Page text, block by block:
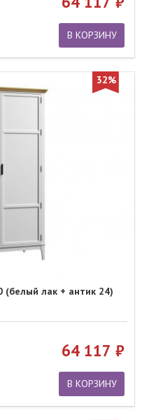
В КОРЗИНУ
32%
лак + антик 24)
64 117
В КОРЗИНУ